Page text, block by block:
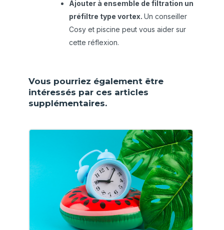
Ajouter à ensemble de filtration un
préfiltre type vortex. Un conseiller
Cosy et piscine peut vous aider sur
cette réflexion.
Vous pourriez également être
intéressés par ces articles
supplémentaires.